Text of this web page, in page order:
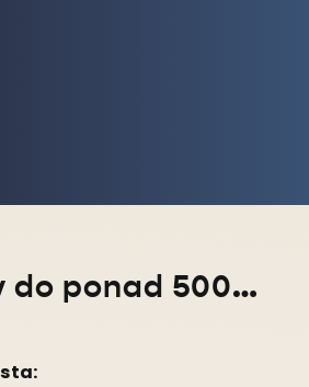
Dowozimy do ponad 5000 miejscowości w całym kraju!